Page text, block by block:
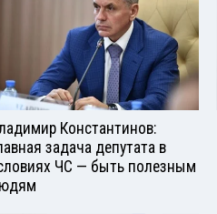
Константинов:
задача депутата в
ЧС — быть полезным